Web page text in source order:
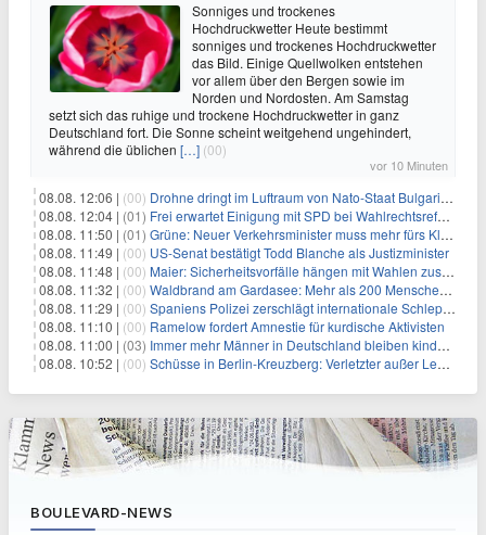
Sonniges und trockenes
Hochdruckwetter Heute bestimmt
sonniges und trockenes Hochdruckwetter
das Bild. Einige Quellwolken entstehen
vor allem über den Bergen sowie im
Norden und Nordosten. Am Samstag
setzt sich das ruhige und trockene Hochdruckwetter in ganz
Deutschland fort. Die Sonne scheint weitgehend ungehindert,
während die üblichen […] (00)
vor 10 Minuten
08.08. 12:06 | (00) Drohne dringt im Luftraum von Nato-Staat Bulgarien ein
08.08. 12:04 | (01) Frei erwartet Einigung mit SPD bei Wahlrechtsreform
08.08. 11:50 | (01) Grüne: Neuer Verkehrsminister muss mehr fürs Klima tun
08.08. 11:49 | (00) US-Senat bestätigt Todd Blanche als Justizminister
08.08. 11:48 | (00) Maier: Sicherheitsvorfälle hängen mit Wahlen zusammen
08.08. 11:32 | (00) Waldbrand am Gardasee: Mehr als 200 Menschen evakuiert
08.08. 11:29 | (00) Spaniens Polizei zerschlägt internationale Schlepperbande
08.08. 11:10 | (00) Ramelow fordert Amnestie für kurdische Aktivisten
08.08. 11:00 | (03) Immer mehr Männer in Deutschland bleiben kinderlos
08.08. 10:52 | (00) Schüsse in Berlin-Kreuzberg: Verletzter außer Lebensgefahr
BOULEVARD-NEWS